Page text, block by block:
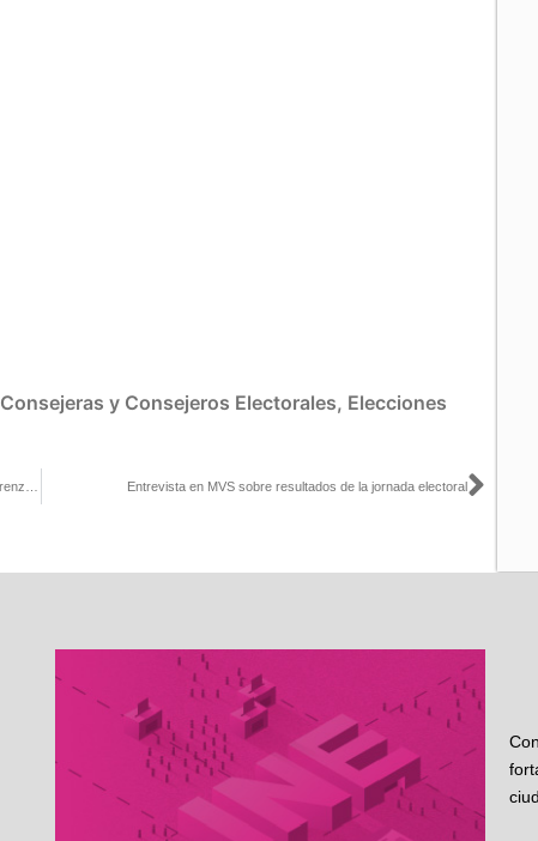
Consejeras y Consejeros Electorales, Elecciones
Entrevista en MVS sobre resultados de la jornada electoral